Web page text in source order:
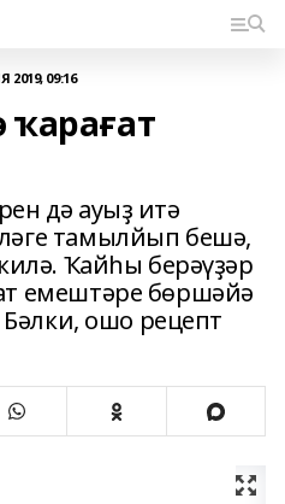
2019, 09:16
ҡарағат
дә ауыҙ итә
тамылйып бешә,
Ҡайһы берәүҙәр
емештәре бөршәйә
ошо рецепт